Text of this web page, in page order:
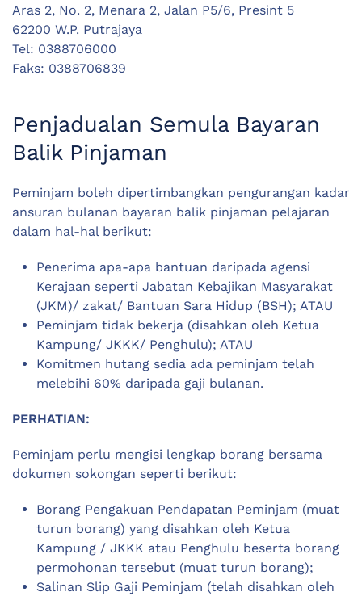
Aras 2, No. 2, Menara 2, Jalan P5/6, Presint 5
62200 W.P. Putrajaya
Tel: 0388706000
Faks: 0388706839
Penjadualan Semula Bayaran
Balik Pinjaman
Peminjam boleh dipertimbangkan pengurangan kadar
ansuran bulanan bayaran balik pinjaman pelajaran
dalam hal-hal berikut:
Penerima apa-apa bantuan daripada agensi
Kerajaan seperti Jabatan Kebajikan Masyarakat
(JKM)/ zakat/ Bantuan Sara Hidup (BSH); ATAU
Peminjam tidak bekerja (disahkan oleh Ketua
Kampung/ JKKK/ Penghulu); ATAU
Komitmen hutang sedia ada peminjam telah
melebihi 60% daripada gaji bulanan.
PERHATIAN:
Peminjam perlu mengisi lengkap borang bersama
dokumen sokongan seperti berikut:
Borang Pengakuan Pendapatan Peminjam (muat
turun borang) yang disahkan oleh Ketua
Kampung / JKKK atau Penghulu beserta borang
permohonan tersebut (muat turun borang);
Salinan Slip Gaji Peminjam (telah disahkan oleh